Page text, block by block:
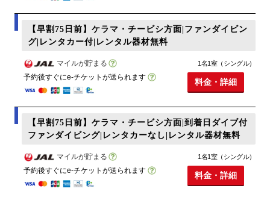
【早割75日前】ケラマ・チービシ方面|ファンダイビン
グ|レンタカー付|レンタル器材無料
マイルが貯まる
予約後すぐにe-チケットが送られます
1名1室（シングル）
料金・詳細
【早割75日前】ケラマ・チービシ方面|到着日ダイブ付
ファンダイビング|レンタカーなし|レンタル器材無料
マイルが貯まる
予約後すぐにe-チケットが送られます
1名1室（シングル）
料金・詳細